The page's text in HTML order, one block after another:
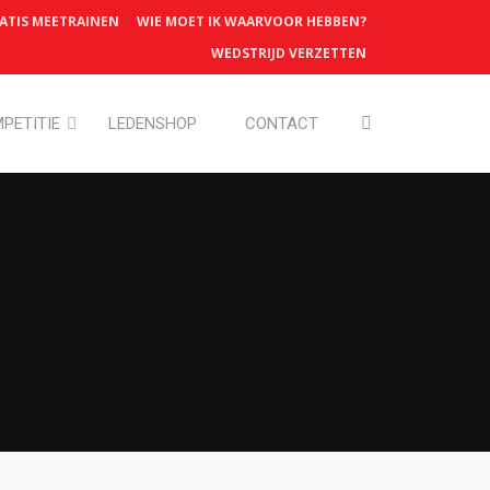
MEETRAINEN
WIE MOET IK WAARVOOR HEBBEN?
WEDSTRIJD VERZETTEN
LEDENSHOP CONTACT